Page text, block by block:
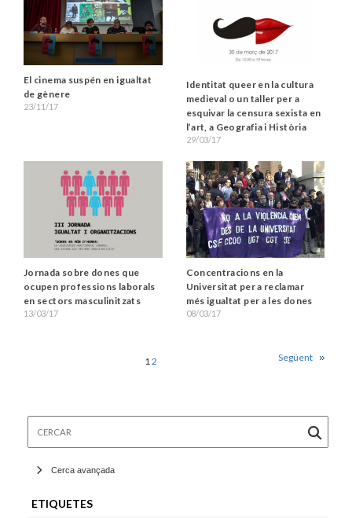
El cinema suspén en igualtat
de gènere
23/11/17
Identitat queer en la cultura
medieval o un taller per a
esquivar la censura sexista en
l’art, a Geografia i Història
29/03/17
Jornada sobre dones que
ocupen professions laborals
en sectors masculinitzats
13/03/17
Concentracions en la
Universitat per a reclamar
més igualtat per a les dones
08/03/17
12 Següent
Cerca avançada
ETIQUETES